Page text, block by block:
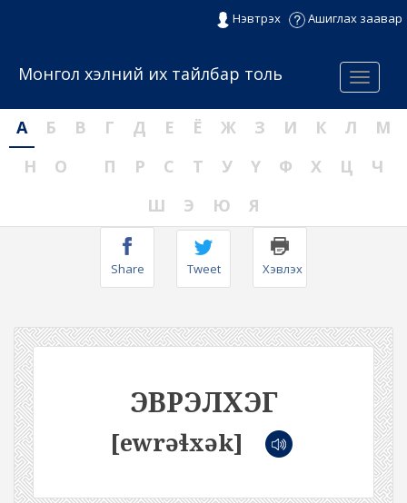
Нэвтрэх Ашиглах заавар
Menu
Монгол хэлний их тайлбар толь
А Б В Г Д Е Ё Ж З И К Л
М
Н
О П Р С Т У Ү Ф Х Ц
Ч
Ш
Э Ю Я
Share Tweet Хэвлэх
ЭВРЭЛХЭГ
[ewrəɬxək]